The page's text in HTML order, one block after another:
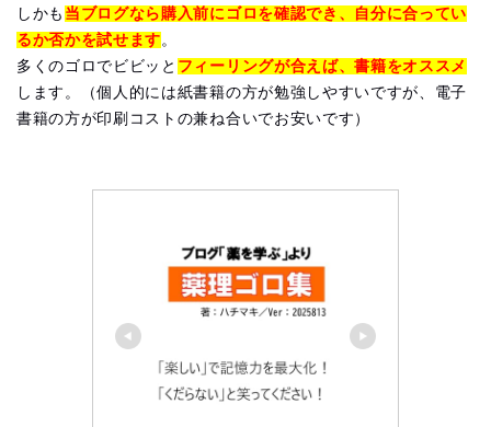
しかも 当ブログなら購入前にゴロを確認でき、自分に合ってい
るか否かを試せます。
多くのゴロでビビッと フィーリングが合えば、書籍をオススメ
します。（個人的には紙書籍の方が勉強しやすいですが、電子
書籍の方が印刷コストの兼ね合いでお安いです）